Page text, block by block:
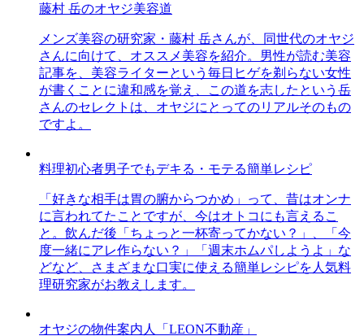
藤村 岳のオヤジ美容道
メンズ美容の研究家・藤村 岳さんが、同世代のオヤジ
さんに向けて、オススメ美容を紹介。男性が読む美容
記事を、美容ライターという毎日ヒゲを剃らない女性
が書くことに違和感を覚え、この道を志したという岳
さんのセレクトは、オヤジにとってのリアルそのもの
ですよ。
料理初心者男子でもデキる・モテる簡単レシピ
「好きな相手は胃の腑からつかめ」って、昔はオンナ
に言われてたことですが、今はオトコにも言えるこ
と。飲んだ後「ちょっと一杯寄ってかない？」、「今
度一緒にアレ作らない？」「週末ホムパしようよ」な
どなど、さまざまな口実に使える簡単レシピを人気料
理研究家がお教えします。
オヤジの物件案内人「LEON不動産」